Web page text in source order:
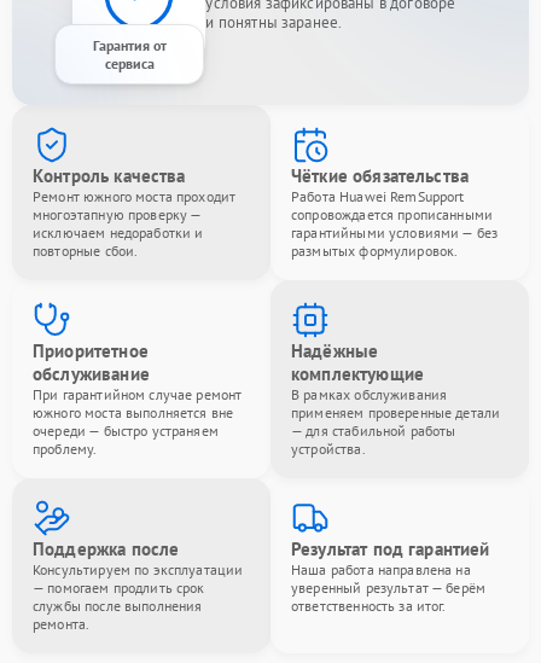
Гарантия от
сервиса
и понятны заранее.
Контроль качества
Ремонт южного моста проходит
многоэтапную проверку —
исключаем недоработки и
повторные сбои.
Чёткие обязательства
Работа Huawei RemSupport
сопровождается прописанными
гарантийными условиями — без
размытых формулировок.
Приоритетное
обслуживание
При гарантийном случае ремонт
южного моста выполняется вне
очереди — быстро устраняем
проблему.
Надёжные
комплектующие
В рамках обслуживания
применяем проверенные детали
— для стабильной работы
устройства.
Поддержка после
Консультируем по эксплуатации
— помогаем продлить срок
службы после выполнения
ремонта.
Результат под гарантией
Наша работа направлена на
уверенный результат — берём
ответственность за итог.